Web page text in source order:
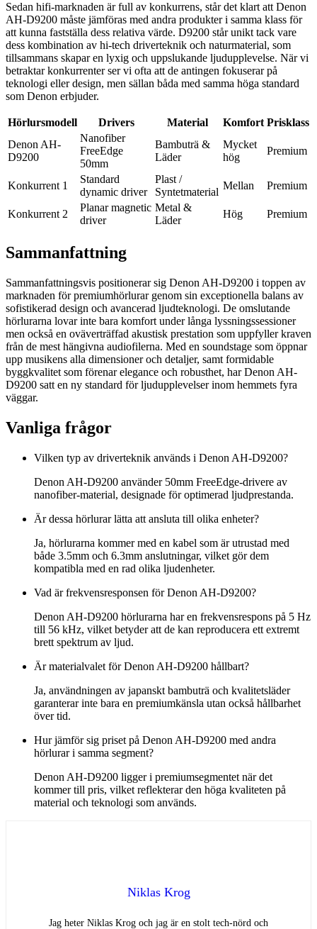
Sedan hifi-marknaden är full av konkurrens, står det klart att Denon
AH-D9200 måste jämföras med andra produkter i samma klass för
att kunna fastställa dess relativa värde. D9200 står unikt tack vare
dess kombination av hi-tech driverteknik och naturmaterial, som
tillsammans skapar en lyxig och uppslukande ljudupplevelse. När vi
betraktar konkurrenter ser vi ofta att de antingen fokuserar på
teknologi eller design, men sällan båda med samma höga standard
som Denon erbjuder.
Hörlursmodell Drivers Material Komfort Prisklass
Denon AH-
D9200
Nanofiber
FreeEdge
50mm
Bambuträ &
Läder
Mycket
hög
Premium
Konkurrent 1
Standard
dynamic driver
Plast /
Syntetmaterial
Mellan Premium
Konkurrent 2
Planar magnetic
driver
Metal &
Läder
Hög Premium
Sammanfattning
Sammanfattningsvis positionerar sig Denon AH-D9200 i toppen av
marknaden för premiumhörlurar genom sin exceptionella balans av
sofistikerad design och avancerad ljudteknologi. De omslutande
hörlurarna lovar inte bara komfort under långa lyssningssessioner
men också en oväverträffad akustisk prestation som uppfyller kraven
från de mest hängivna audiofilerna. Med en soundstage som öppnar
upp musikens alla dimensioner och detaljer, samt formidable
byggkvalitet som förenar elegance och robusthet, har Denon AH-
D9200 satt en ny standard för ljudupplevelser inom hemmets fyra
väggar.
Vanliga frågor
Vilken typ av driverteknik används i Denon AH-D9200?
Denon AH-D9200 använder 50mm FreeEdge-drivere av
nanofiber-material, designade för optimerad ljudprestanda.
Är dessa hörlurar lätta att ansluta till olika enheter?
Ja, hörlurarna kommer med en kabel som är utrustad med
både 3.5mm och 6.3mm anslutningar, vilket gör dem
kompatibla med en rad olika ljudenheter.
Vad är frekvensresponsen för Denon AH-D9200?
Denon AH-D9200 hörlurarna har en frekvensrespons på 5 Hz
till 56 kHz, vilket betyder att de kan reproducera ett extremt
brett spektrum av ljud.
Är materialvalet för Denon AH-D9200 hållbart?
Ja, användningen av japanskt bambuträ och kvalitetsläder
garanterar inte bara en premiumkänsla utan också hållbarhet
över tid.
Hur jämför sig priset på Denon AH-D9200 med andra
hörlurar i samma segment?
Denon AH-D9200 ligger i premiumsegmentet när det
kommer till pris, vilket reflekterar den höga kvaliteten på
material och teknologi som används.
Niklas Krog
Jag heter Niklas Krog och jag är en stolt tech-nörd och